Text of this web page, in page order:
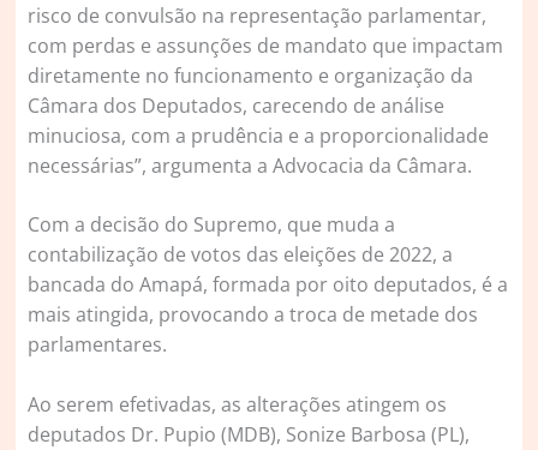
risco de convulsão na representação parlamentar,
com perdas e assunções de mandato que impactam
diretamente no funcionamento e organização da
Câmara dos Deputados, carecendo de análise
minuciosa, com a prudência e a proporcionalidade
necessárias”, argumenta a Advocacia da Câmara.
Com a decisão do Supremo, que muda a
contabilização de votos das eleições de 2022, a
bancada do Amapá, formada por oito deputados, é a
mais atingida, provocando a troca de metade dos
parlamentares.
Ao serem efetivadas, as alterações atingem os
deputados Dr. Pupio (MDB), Sonize Barbosa (PL),